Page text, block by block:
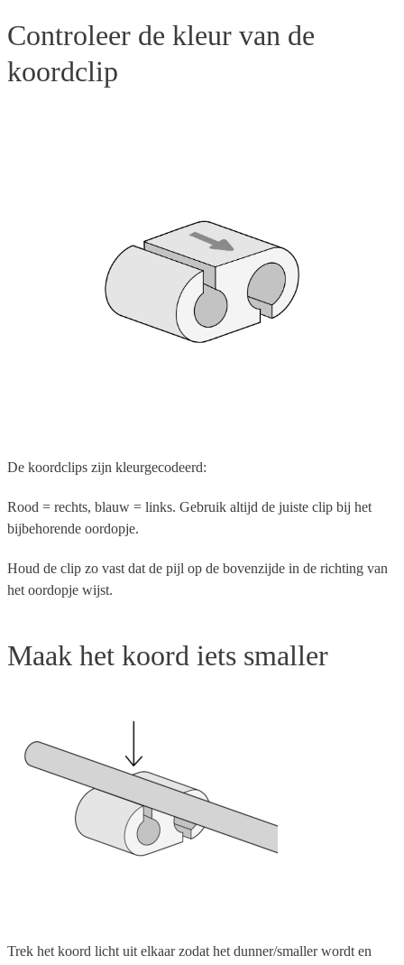
Controleer de kleur van de
koordclip
De koordclips zijn kleurgecodeerd:
Rood = rechts, blauw = links. Gebruik altijd de juiste clip bij het
bijbehorende oordopje.
Houd de clip zo vast dat de pijl op de bovenzijde in de richting van
het oordopje wijst.
Maak het koord iets smaller
Trek het koord licht uit elkaar zodat het dunner/smaller wordt en